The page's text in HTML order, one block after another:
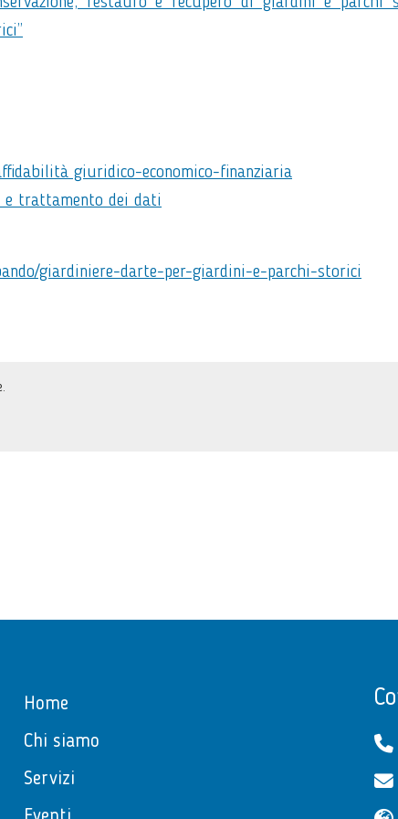
giuridico-economico-finanziaria
trattamento dei dati
giardiniere-darte-per-giardini-e-parchi-storici
Home
Chi siamo
Servizi